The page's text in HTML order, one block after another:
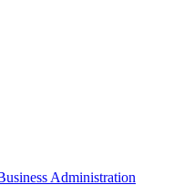
Administration